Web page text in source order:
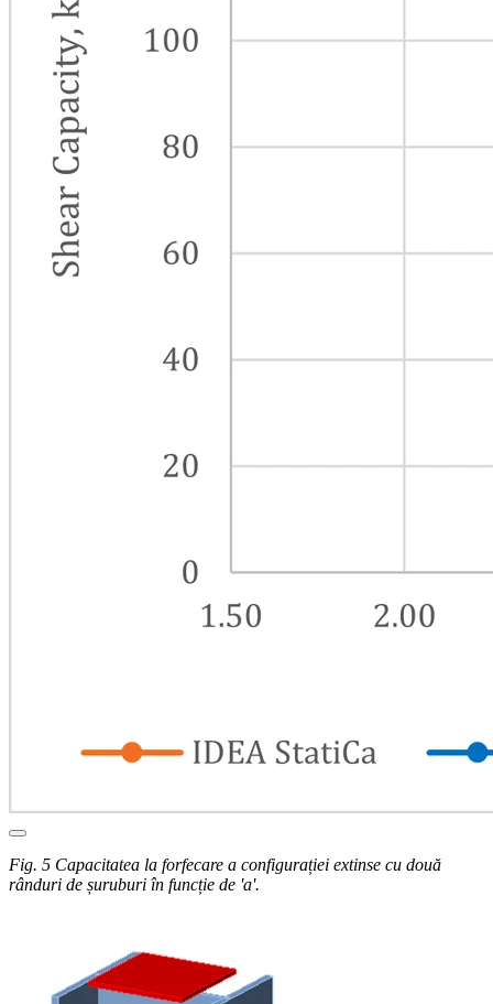
Fig. 5 Capacitatea la forfecare a configurației extinse cu două
rânduri de șuruburi în funcție de 'a'.